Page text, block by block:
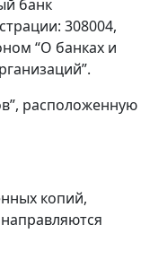
банк
308004,
“О банках и
расположенную
копий,